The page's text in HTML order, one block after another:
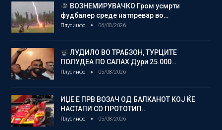
ВОЗНЕМИРУВАЧКО Гром усмрти
фудбалер среде натпревар во…
Плусинфо 06/08/2026
ЛУДИЛО ВО ТРАБЗОН, ТУРЦИТЕ
ПОЛУДЕА ПО САЛАХ Дури 25.000…
Плусинфо 05/08/2026
ИЏЕ Е ПРВ ВОЗАЧ ОД БАЛКАНОТ КОЈ ЌЕ
НАСТАПИ СО ПРОТОТИП…
Плусинфо 05/08/2026